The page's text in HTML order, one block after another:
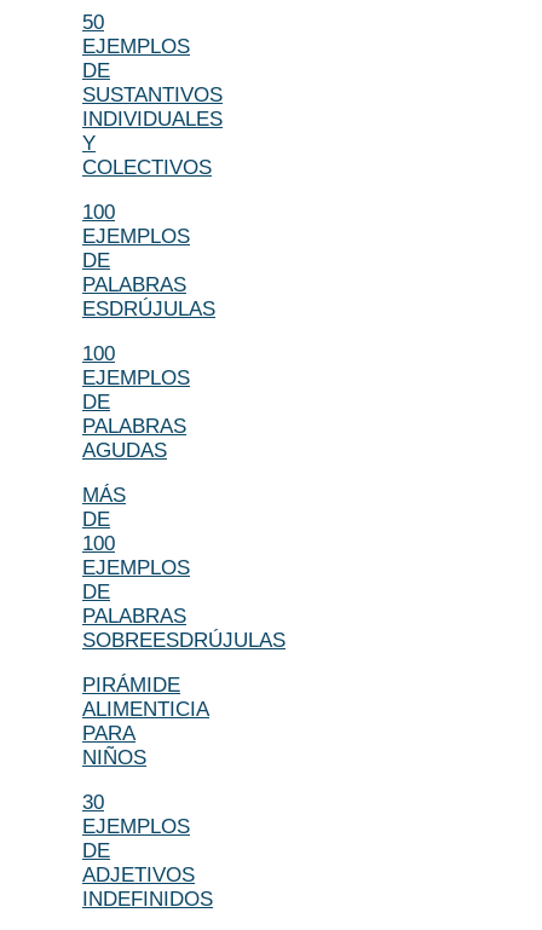
50
EJEMPLOS
DE
SUSTANTIVOS
INDIVIDUALES
Y
COLECTIVOS
100
EJEMPLOS
DE
PALABRAS
ESDRÚJULAS
100
EJEMPLOS
DE
PALABRAS
AGUDAS
MÁS
DE
100
EJEMPLOS
DE
PALABRAS
SOBREESDRÚJULAS
PIRÁMIDE
ALIMENTICIA
PARA
NIÑOS
30
EJEMPLOS
DE
ADJETIVOS
INDEFINIDOS